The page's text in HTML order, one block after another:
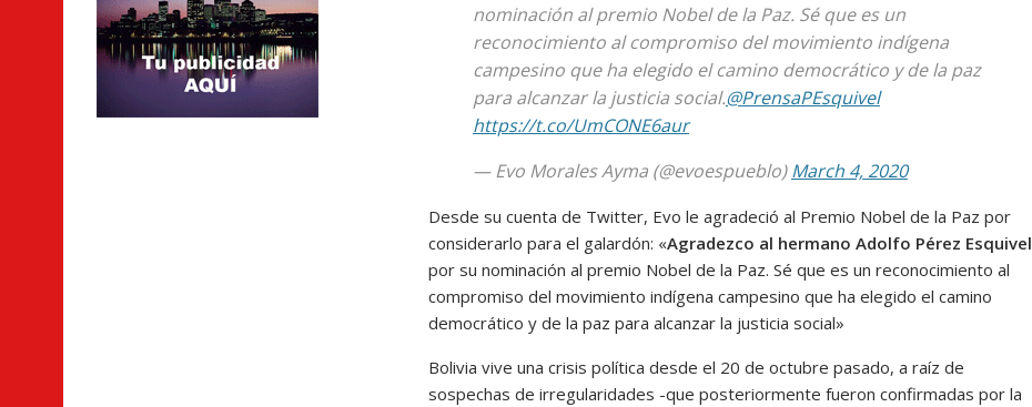
nominación al premio Nobel de la Paz. Sé que es un
reconocimiento al compromiso del movimiento indígena
campesino que ha elegido el camino democrático y de la paz
para alcanzar la justicia social.@PrensaPEsquivel
https://t.co/UmCONE6aur
— Evo Morales Ayma (@evoespueblo)March 4, 2020
Desde su cuenta de Twitter, Evo le agradeció al Premio Nobel de la Paz por
considerarlo para el galardón: «Agradezco al hermano Adolfo Pérez Esquivel
por su nominación al premio Nobel de la Paz. Sé que es un reconocimiento al
compromiso del movimiento indígena campesino que ha elegido el camino
democrático y de la paz para alcanzar la justicia social»
Bolivia vive una crisis política desde el 20 de octubre pasado, a raíz de
sospechas de irregularidades -que posteriormente fueron confirmadas por la